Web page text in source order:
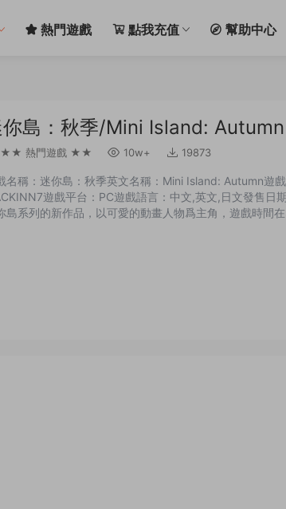
熱門遊戲 點我充值 幫助中心
島：秋季/Mini Island: Autumn
★★ 熱門遊戲 ★★ 10w+ 19873
名稱：迷你島：秋季英文名稱：Mini Island: Autumn遊
遊戲平台：PC遊戲語言：中文,英文,日文發售
島系列的新作品，以可愛的動畫人物爲主角，遊戲時間